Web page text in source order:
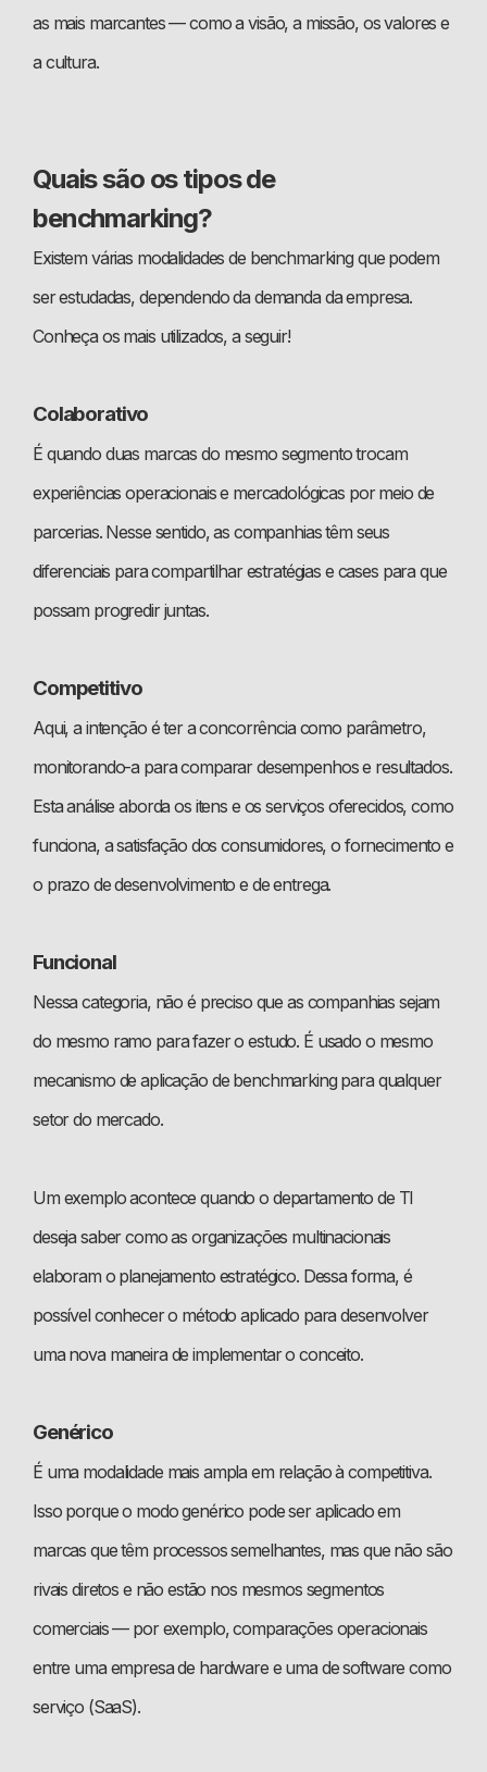
as mais marcantes — como a visão, a missão, os valores e
a cultura.
Quais são os tipos de
benchmarking?
Existem várias modalidades de benchmarking que podem
ser estudadas, dependendo da demanda da empresa.
Conheça os mais utilizados, a seguir!
Colaborativo
É quando duas marcas do mesmo segmento trocam
experiências operacionais e mercadológicas por meio de
parcerias. Nesse sentido, as companhias têm seus
diferenciais para compartilhar estratégias e cases para que
possam progredir juntas.
Competitivo
Aqui, a intenção é ter a concorrência como parâmetro,
monitorando-a para comparar desempenhos e resultados.
Esta análise aborda os itens e os serviços oferecidos, como
funciona, a satisfação dos consumidores, o fornecimento e
o prazo de desenvolvimento e de entrega.
Funcional
Nessa categoria, não é preciso que as companhias sejam
do mesmo ramo para fazer o estudo. É usado o mesmo
mecanismo de aplicação de benchmarking para qualquer
setor do mercado.
Um exemplo acontece quando o departamento de TI
deseja saber como as organizações multinacionais
elaboram o planejamento estratégico. Dessa forma, é
possível conhecer o método aplicado para desenvolver
uma nova maneira de implementar o conceito.
Genérico
É uma modalidade mais ampla em relação à competitiva.
Isso porque o modo genérico pode ser aplicado em
marcas que têm processos semelhantes, mas que não são
rivais diretos e não estão nos mesmos segmentos
comerciais — por exemplo, comparações operacionais
entre uma empresa de hardware e uma de software como
serviço (SaaS).